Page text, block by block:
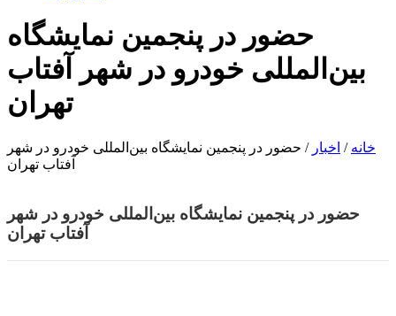
حضور در پنجمین نمایشگاه
بین‌المللی خودرو در شهر آفتاب
تهران
خانه / اخبار / حضور در پنجمین نمایشگاه بین‌المللی خودرو در شهر
آفتاب تهران
حضور در پنجمین نمایشگاه بین‌المللی خودرو در شهر
آفتاب تهران